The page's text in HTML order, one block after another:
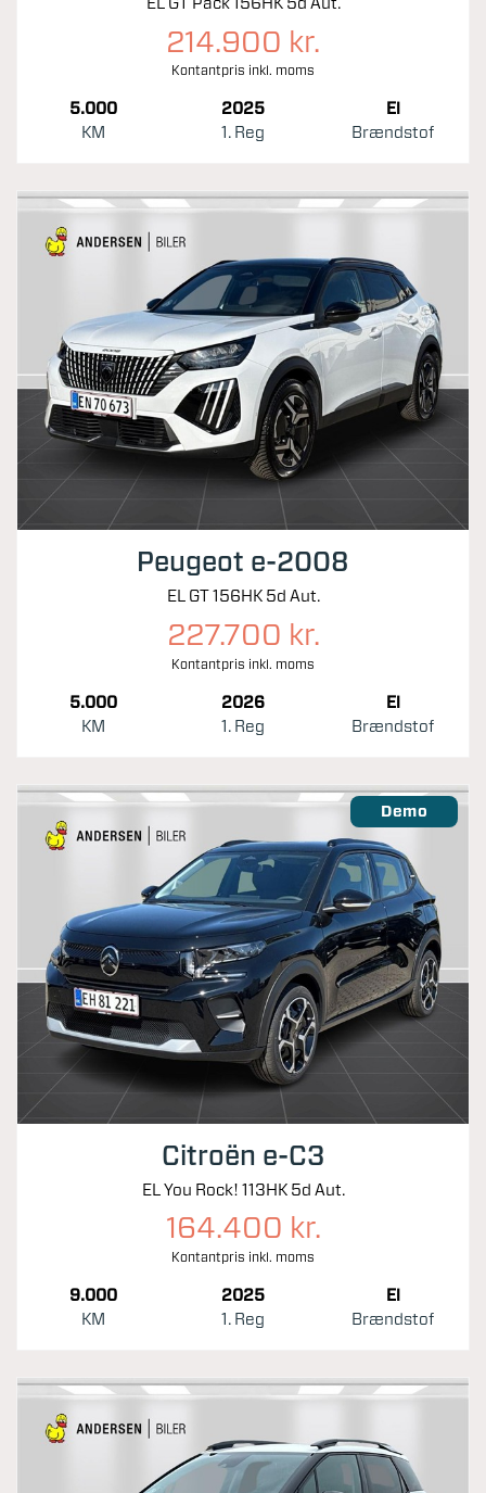
EL GT Pack 156HK 5d Aut.
214.900 kr.
Kontantpris inkl. moms
5.000
KM
2025
1. Reg
El
Brændstof
Peugeot e-2008
EL GT 156HK 5d Aut.
227.700 kr.
Kontantpris inkl. moms
5.000
KM
2026
1. Reg
El
Brændstof
Demo
Citroën e-C3
EL You Rock! 113HK 5d Aut.
164.400 kr.
Kontantpris inkl. moms
9.000
KM
2025
1. Reg
El
Brændstof